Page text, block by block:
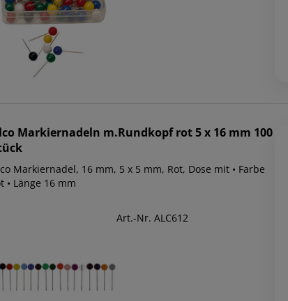
Markiernadeln m.Rundkopf rot 5 x 16 mm 100
Markiernadel, 16 mm, 5 x 5 mm, Rot, Dose mit • Farbe
• Länge 16 mm
Art.-Nr. ALC612